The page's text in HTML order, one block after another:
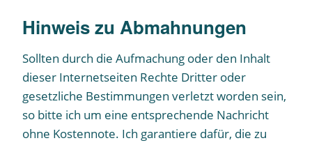
Hinweis zu Abmahnungen
Sollten durch die Aufmachung oder den Inhalt
dieser Internetseiten Rechte Dritter oder
gesetzliche Bestimmungen verletzt worden sein,
so bitte ich um eine entsprechende Nachricht
ohne Kostennote. Ich garantiere dafür, die zu